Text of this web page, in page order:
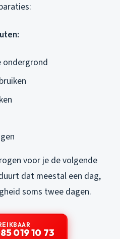
ondergrond
voor je de volgende
dat meestal een dag,
soms twee dagen.
019 10 73